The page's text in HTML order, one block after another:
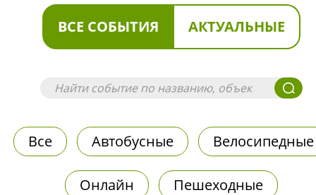
ВСЕ СОБЫТИЯ АКТУАЛЬНЫЕ
Все Автобусные Велосипедные
Онлайн Пешеходные